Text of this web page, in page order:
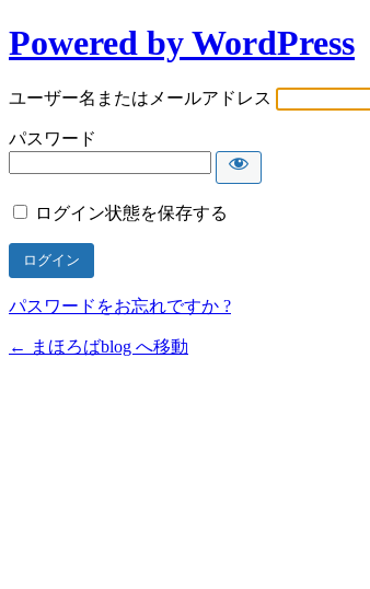
Powered by WordPress
ユーザー名またはメールアドレス
パスワード
ログイン状態を保存する
パスワードをお忘れですか ?
← まほろばblog へ移動